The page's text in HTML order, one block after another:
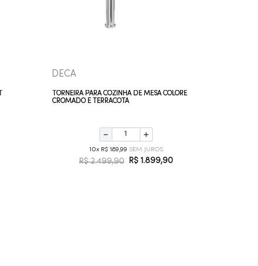
DECA
TORNEIRA PARA COZINHA DE MESA COLORE
CROMADO E TERRACOTA
＋
－
10 R$ 189,99
R$ 2.499,90 R$ 1 .899,90